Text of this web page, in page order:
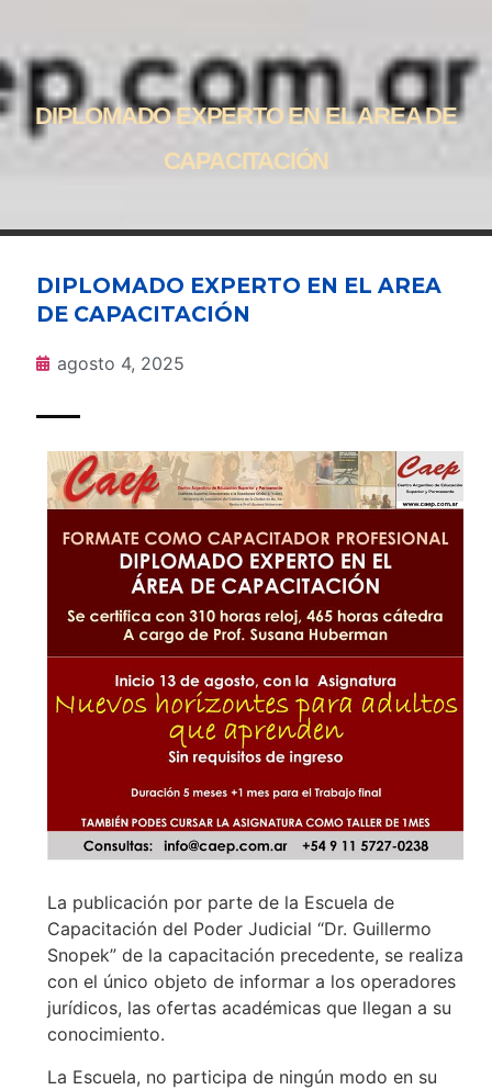
DIPLOMADO EXPERTO EN EL AREA DE
CAPACITACIÓN
DIPLOMADO EXPERTO EN EL AREA
DE CAPACITACIÓN
agosto 4, 2025
La publicación por parte de la Escuela de
Capacitación del Poder Judicial “Dr. Guillermo
Snopek” de la capacitación precedente, se realiza
con el único objeto de informar a los operadores
jurídicos, las ofertas académicas que llegan a su
conocimiento.
La Escuela, no participa de ningún modo en su